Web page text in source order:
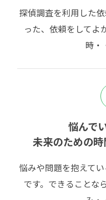
探偵調査を利用した
った、依頼をしてよ
時・
悩んで
未来のための
悩みや問題を抱えて
です。できることな